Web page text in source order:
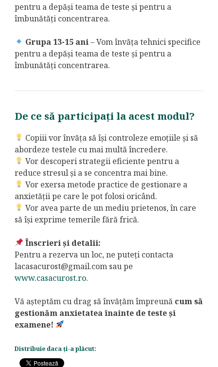
pentru a depăși teama de teste și pentru a
îmbunătăți concentrarea.
Grupa 13-15 ani– Vom învăța tehnici specifice
pentru a depăși teama de teste și pentru a
îmbunătăți concentrarea.
De ce să participați la acest modul?
Copiii vor învăța să își controleze emoțiile și să
abordeze testele cu mai multă încredere.
Vor descoperi strategii eficiente pentru a
reduce stresul și a se concentra mai bine.
Vor exersa metode practice de gestionare a
anxietății pe care le pot folosi oricând.
Vor avea parte de un mediu prietenos, în care
să își exprime temerile fără frică.
Înscrieri și detalii:
Pentru a rezerva un loc, ne puteți contacta
lacasacurost@gmail.com sau pe
www.casacurost.ro.
Vă așteptăm cu drag să învățăm împreună cum să
gestionăm anxietatea înainte de teste și
examene!
Distribuie daca ți-a plăcut: